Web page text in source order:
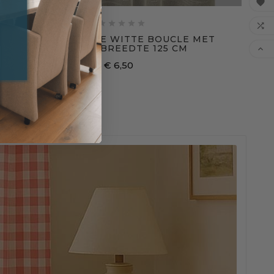

BONNE FEMME WITTE BOUCLE MET
RUSHES BREEDTE 125 CM
€ 6,50


